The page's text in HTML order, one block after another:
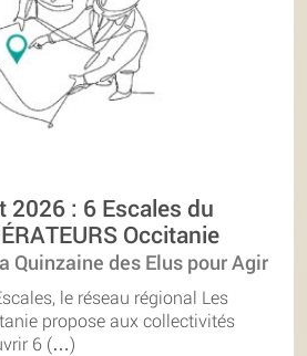
2026 : 6 Escales du
Occitanie
Quinzaine des Elus pour Agir
le réseau régional Les
propose aux collectivités
6 (…)